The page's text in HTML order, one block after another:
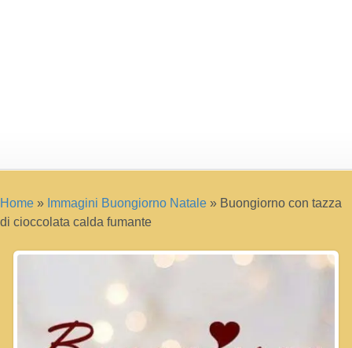
Home » Immagini Buongiorno Natale » Buongiorno con tazza
di cioccolata calda fumante